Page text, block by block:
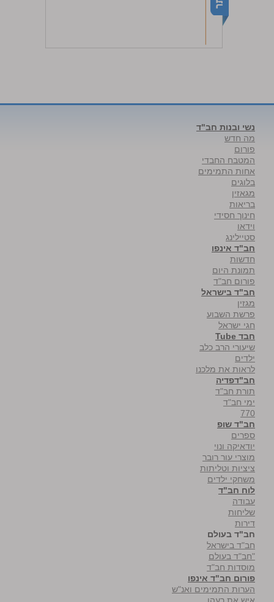
נשי ובנות חב"ד
מה חדש
פורום
המטבח החבדי
אחות התמימים
בלוגים
מגאזין
בריאות
חינוך חסידי
וידאו
סטיילינג
חב"ד אינפו
חדשות
תמונת היום
פורום חב"ד
חב"ד בישראל
מגזין
פרשת השבוע
חגי ישראל
חבד Tube
שיעורי הרב כלב
ילדים
לראות את מלכנו
חב"דפדיה
תורת חב"ד
ימי חב"ד
770
חב"ד שופ
ספרים
יודאיקה ונוי
מוצרי עור רובר
ציציות וטליתות
משחקי ילדים
לוח חב"ד
עבודה
שליחות
דירות
חב"ד בעולם
חב"ד בישראל
"חב"ד בעולם
מוסדות חב"ד
פורום חב"ד אינפו
הערות התמימים ואנ"ש